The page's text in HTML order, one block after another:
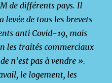
de différents pays. Il
de tous les brevets
anti Covid-19, mais
les traités commerciaux
n’est pas à vendre ».
le logement, les